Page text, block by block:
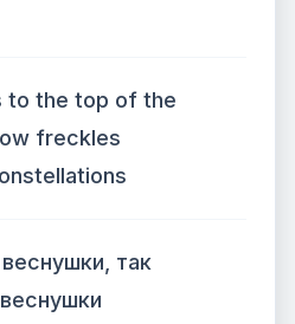
to the top of the
freckles
так